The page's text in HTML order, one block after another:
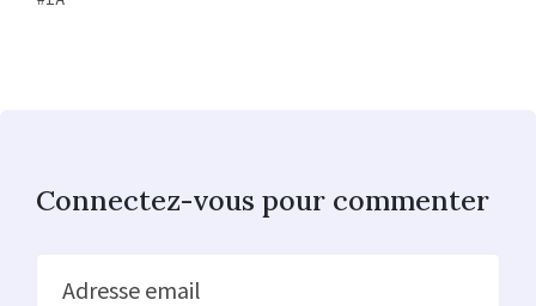
Connectez-vous pour commenter
Adresse email